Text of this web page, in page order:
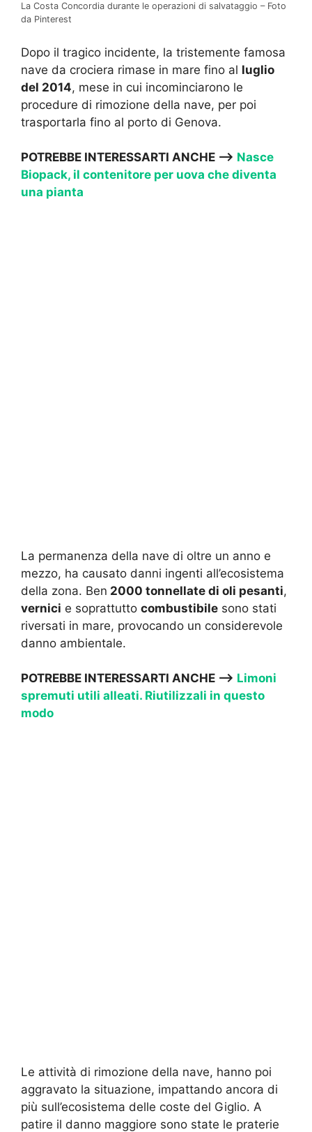
La Costa Concordia durante le operazioni di salvataggio – Foto
da Pinterest
Dopo il tragico incidente, la tristemente famosa
nave da crociera rimase in mare fino al luglio
del 2014, mese in cui incominciarono le
procedure di rimozione della nave, per poi
trasportarla fino al porto di Genova.
POTREBBE INTERESSARTI ANCHE —-> Nasce
Biopack, il contenitore per uova che diventa
una pianta
La permanenza della nave di oltre un anno e
mezzo, ha causato danni ingenti all’ecosistema
della zona. Ben 2000 tonnellate di oli pesanti,
vernici e soprattutto combustibile sono stati
riversati in mare, provocando un considerevole
danno ambientale.
POTREBBE INTERESSARTI ANCHE —-> Limoni
spremuti utili alleati. Riutilizzali in questo
modo
Le attività di rimozione della nave, hanno poi
aggravato la situazione, impattando ancora di
più sull’ecosistema delle coste del Giglio. A
patire il danno maggiore sono state le praterie